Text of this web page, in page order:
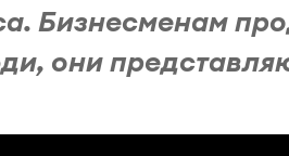
Бизнесменам
они